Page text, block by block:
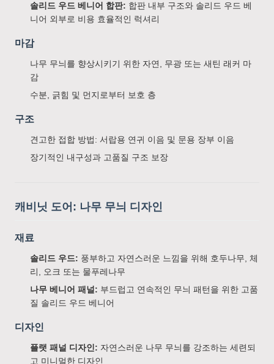
솔리드 우드 베니어 합판: 합판 내부 구조와 솔리드 우드 베
니어 외부로 비용 효율적인 럭셔리
마감
나무 무늬를 향상시키기 위한 자연, 무광 또는 새틴 래커 마
감
수분, 긁힘 및 먼지로부터 보호 층
구조
견고한 접합 방법: 서랍용 연귀 이음 및 문용 장부 이음
장기적인 내구성과 고품질 구조 보장
캐비닛 도어: 나무 무늬 디자인
재료
솔리드 우드: 풍부하고 자연스러운 느낌을 위해 호두나무, 체
리, 오크 또는 물푸레나무
나무 베니어 패널: 부드럽고 연속적인 무늬 패턴을 위한 고품
질 솔리드 우드 베니어
디자인
플랫 패널 디자인: 자연스러운 나무 무늬를 강조하는 세련되
고 미니멀한 디자인